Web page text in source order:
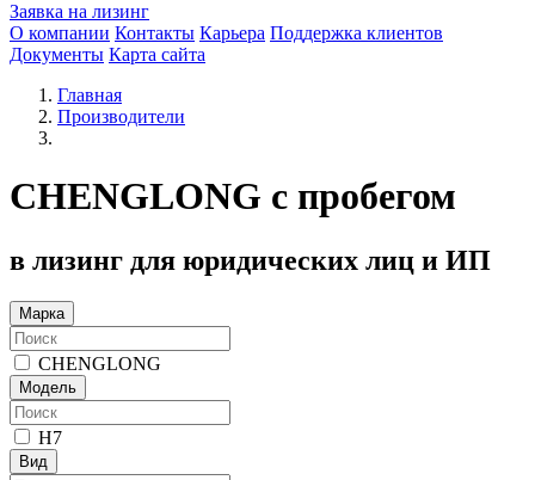
Заявка на лизинг
О компании Контакты Карьера Поддержка клиентов
Документы Карта сайта
Главная
Производители
CHENGLONG с пробегом
в лизинг для юридических лиц и ИП
Марка
CHENGLONG
Модель
H7
Вид